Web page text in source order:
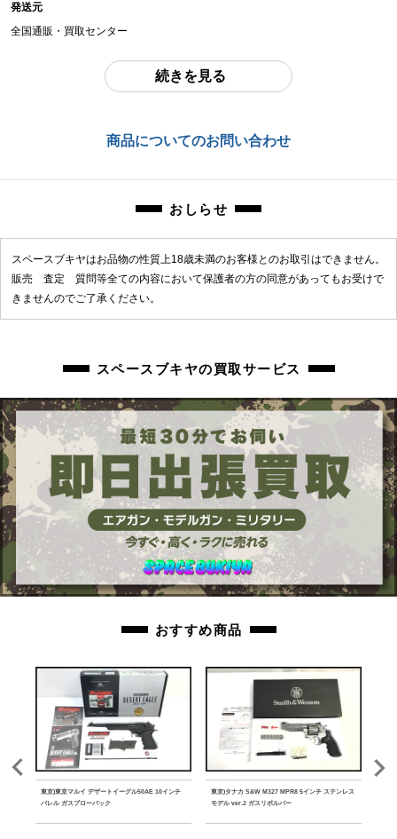
すが、通常使用は可能な状態になります。
ガス漏れはなく、発射動作は確認済です。 （0.2ｇBB 約0.33J 57m/s)
お品物についてのご注意を必ずお読み頂き、ご同意の上でご購入下さい
chc-2605299624-ai-081542385
発送元
全国通販・買取センター
東京都江戸川区中葛西6-10-14 2F
続きを見る
商品についてのお問い合わせ
おしらせ
スペースブキヤはお品物の性質上18歳未満のお客様とのお取引はできません。
販売 査定 質問等全ての内容において保護者の方の同意があってもお受けで
きませんのでご了承ください。
スペースブキヤの買取サービス
おすすめ商品
東京)東京マルイ デザートイーグル50AE 10インチ
バレル ガスブローバック
東京)タナカ S&W M327 MPR8 5インチ ステンレス
モデル ver.2 ガスリボルバー